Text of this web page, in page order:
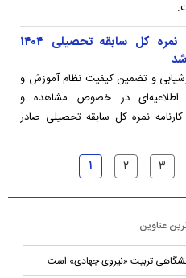
کارنامه نمره کل سابقه تحصیلی ۱۴۰۴
و تضمین کیفیت نظام آموزش و
اطلاعیه‌ای در خصوص مشاهده و
نمره کل سابقه تحصیلی صادر
۱ ۲ ۳
عناوین
تربیت «نیروی جهادی» است